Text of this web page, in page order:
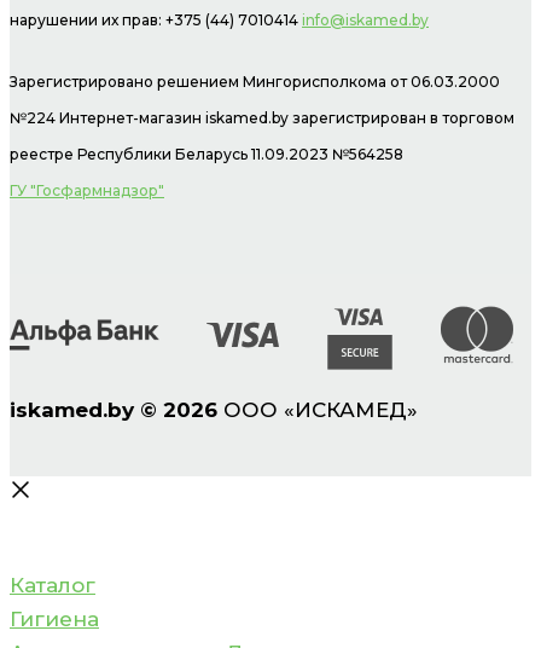
нарушении их прав: +375 (44) 7010414 info@iskamed.by
Зарегистрировано решением Мингорисполкома от 06.03.2000
№224 Интернет-магазин iskamed.by зарегистрирован в торговом
реестре Республики Беларусь 11.09.2023 №564258
ГУ "Госфармнадзор"
iskamed.by © 2026 ООО «ИСКАМЕД»
Каталог
Гигиена